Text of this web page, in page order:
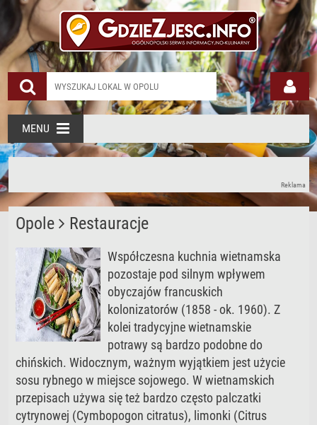
MENU
Reklama
Opole Restauracje
Współczesna kuchnia wietnamska
pozostaje pod silnym wpływem
obyczajów francuskich
kolonizatorów (1858 - ok. 1960). Z
kolei tradycyjne wietnamskie
potrawy są bardzo podobne do
chińskich. Widocznym, ważnym wyjątkiem jest użycie
sosu rybnego w miejsce sojowego. W wietnamskich
przepisach używa się też bardzo często palczatki
cytrynowej (Cymbopogon citratus), limonki (Citrus